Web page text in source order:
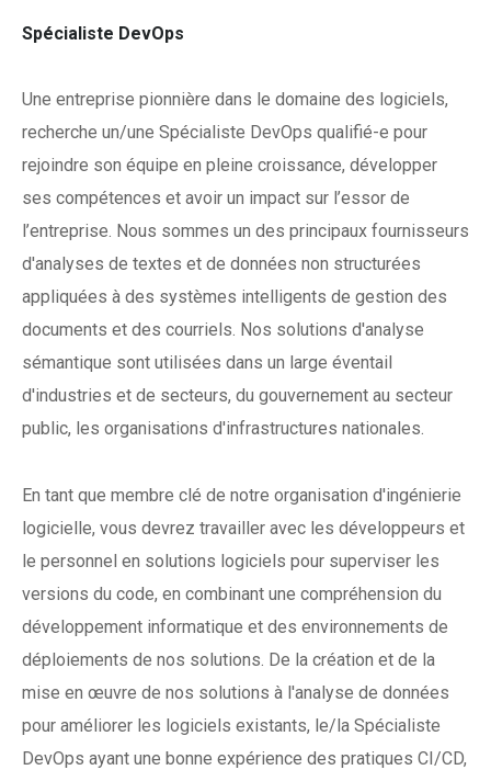
Spécialiste DevOps
Une entreprise pionnière dans le domaine des logiciels,
recherche un/une Spécialiste DevOps qualifié-e pour
rejoindre son équipe en pleine croissance, développer
ses compétences et avoir un impact sur l’essor de
l’entreprise. Nous sommes un des principaux fournisseurs
d'analyses de textes et de données non structurées
appliquées à des systèmes intelligents de gestion des
documents et des courriels. Nos solutions d'analyse
sémantique sont utilisées dans un large éventail
d'industries et de secteurs, du gouvernement au secteur
public, les organisations d'infrastructures nationales.
En tant que membre clé de notre organisation d'ingénierie
logicielle, vous devrez travailler avec les développeurs et
le personnel en solutions logiciels pour superviser les
versions du code, en combinant une compréhension du
développement informatique et des environnements de
déploiements de nos solutions. De la création et de la
mise en œuvre de nos solutions à l'analyse de données
pour améliorer les logiciels existants, le/la Spécialiste
DevOps ayant une bonne expérience des pratiques CI/CD,